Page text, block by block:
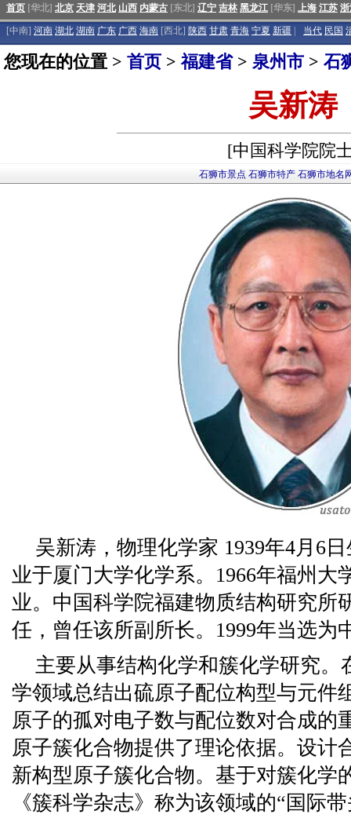
首页 [华北] 北京 天津 河北 山西 内蒙古 [东北] 辽宁 吉林 黑龙江 [华东] 上海 江苏
[中南] 河南 湖北 湖南 广东 广西 海南 [西北] 陕西 甘肃 青海 宁夏 新疆 当代 民国
您现在的位置 > 首页 >福建省> 泉州市 > 石
吴新涛
[中国科学院院
石狮市景点 石狮市特产 石狮市地名
吴新涛，物理化学家 1939年4月6
业于厦门大学化学系。1966年福州大
业。中国科学院福建物质结构研究所
任，曾任该所副所长。1999年当选为
主要从事结构化学和簇化学研究。
学领域总结出硫原子配位构型与元件
原子的孤对电子数与配位数对合成的
原子簇化合物提供了理论依据。设计
新构型原子簇化合物。基于对簇化学
《簇科学杂志》称为该领域的“国际